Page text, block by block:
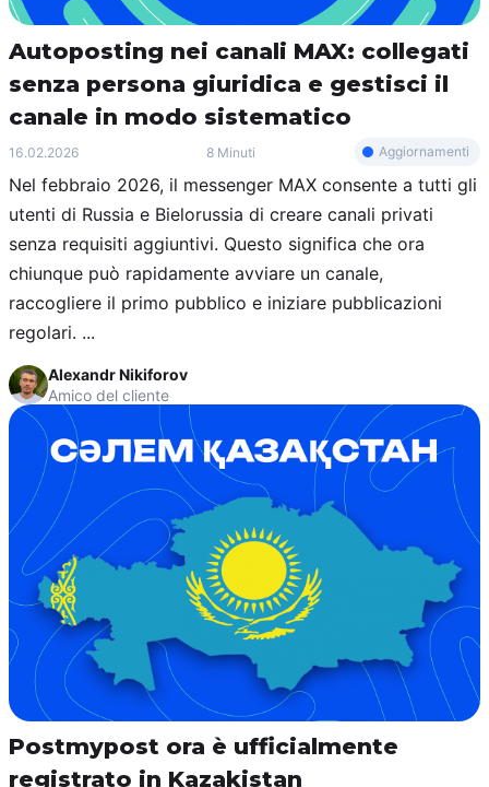
Autoposting nei canali MAX: collegati
senza persona giuridica e gestisci il
canale in modo sistematico
16.02.2026 8 Minuti Aggiornamenti
Nel febbraio 2026, il messenger MAX consente a tutti gli
utenti di Russia e Bielorussia di creare canali privati
senza requisiti aggiuntivi. Questo significa che ora
chiunque può rapidamente avviare un canale,
raccogliere il primo pubblico e iniziare pubblicazioni
regolari. ...
Alexandr Nikiforov
Amico del cliente
Postmypost ora è ufficialmente
registrato in Kazakistan